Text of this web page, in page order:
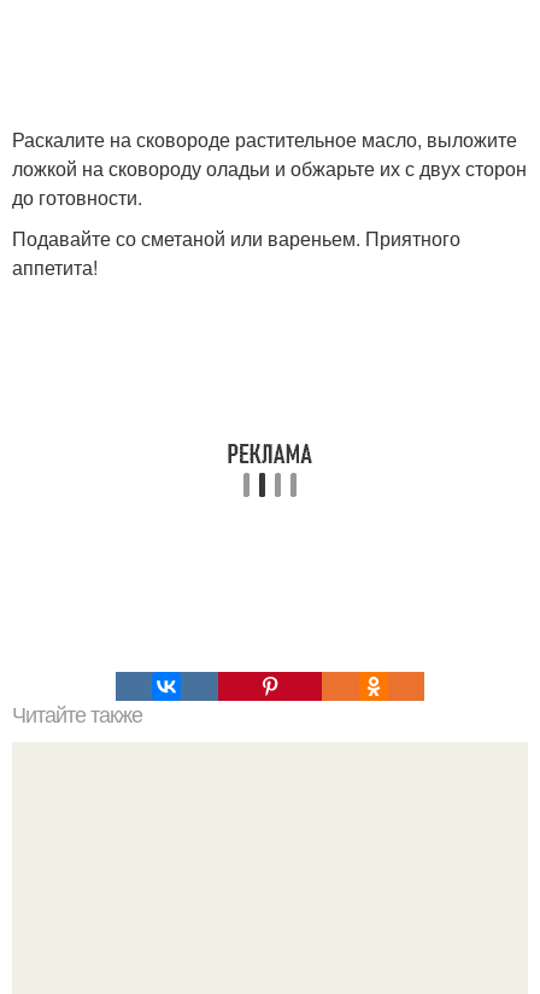
Раскалите на сковороде растительное масло, выложите
ложкой на сковороду оладьи и обжарьте их с двух сторон
до готовности.
Подавайте со сметаной или вареньем. Приятного
аппетита!
Читайте также